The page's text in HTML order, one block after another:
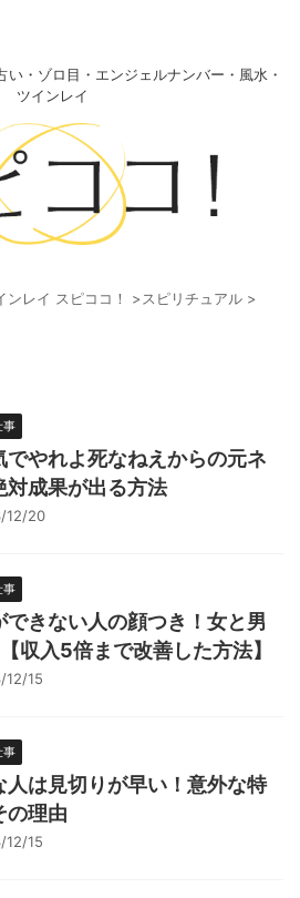
い・ゾロ目・エンジェルナンバー・風水・
ツインレイ
レイ スピココ！ >スピリチュアル >
事
でやれよ死なねえからの元ネ
対成果が出る方法
12/20
事
できない人の顔つき！女と男
収入5倍まで改善した方法】
12/15
事
人は見切りが早い！意外な特
の理由
12/15